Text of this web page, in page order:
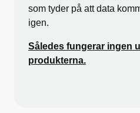
som tyder på att data
igen.
Således fungerar ingen
produkterna.